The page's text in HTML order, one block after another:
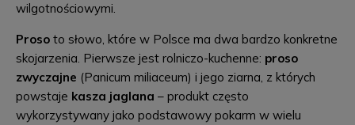
wilgotnościowymi.
Proso to słowo, które w Polsce ma dwa bardzo konkretne
skojarzenia. Pierwsze jest rolniczo-kuchenne: proso
zwyczajne (Panicum miliaceum) i jego ziarna, z których
powstaje kasza jaglana – produkt często
wykorzystywany jako podstawowy pokarm w wielu